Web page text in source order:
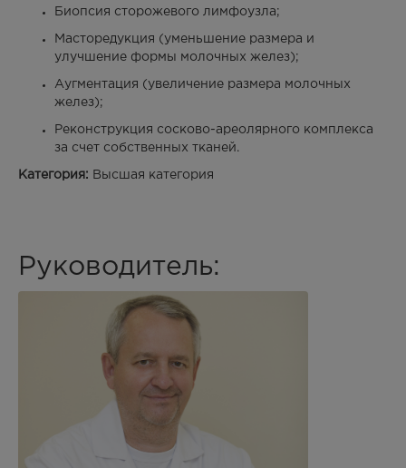
Биопсия сторожевого лимфоузла;
Масторедукция (уменьшение размера и
улучшение формы молочных желез);
Аугментация (увеличение размера молочных
желез);
Реконструкция сосково-ареолярного комплекса
за счет собственных тканей.
Категория: Высшая категория
Руководитель: